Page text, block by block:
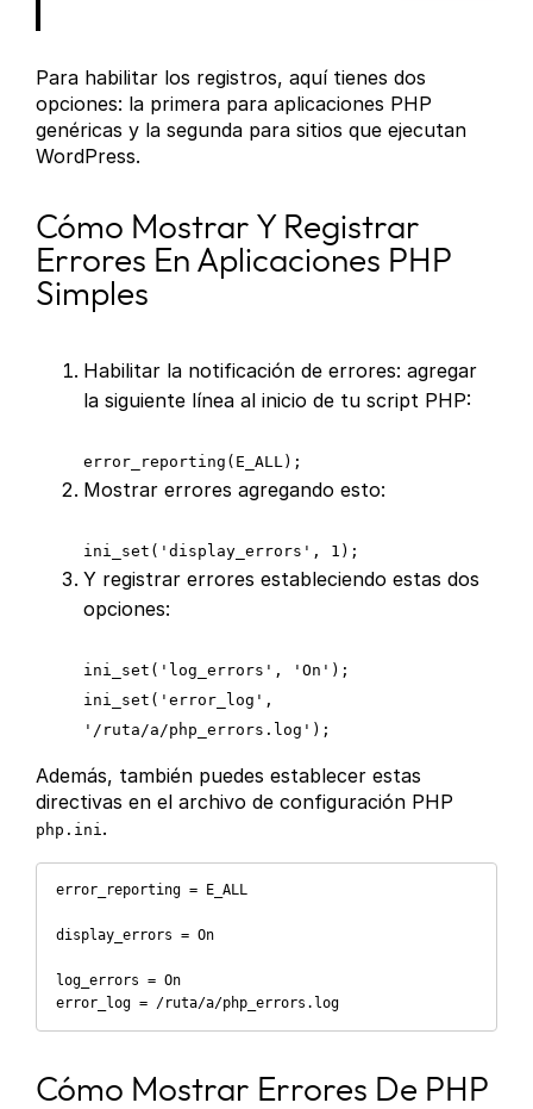
Para habilitar los registros, aquí tienes dos
opciones: la primera para aplicaciones PHP
genéricas y la segunda para sitios que ejecutan
WordPress.
Cómo Mostrar Y Registrar
Errores En Aplicaciones PHP
Simples
Habilitar la notificación de errores: agregar
la siguiente línea al inicio de tu script PHP:
error_reporting(E_ALL);
Mostrar errores agregando esto:
ini_set('display_errors', 1);
Y registrar errores estableciendo estas dos
opciones:
ini_set('log_errors', 'On');
ini_set('error_log',
'/ruta/a/php_errors.log');
Además, también puedes establecer estas
directivas en el archivo de configuración PHP
php.ini.
error_reporting = E_ALL
display_errors = On
log_errors = On
error_log = /ruta/a/php_errors.log
Cómo Mostrar Errores De PHP